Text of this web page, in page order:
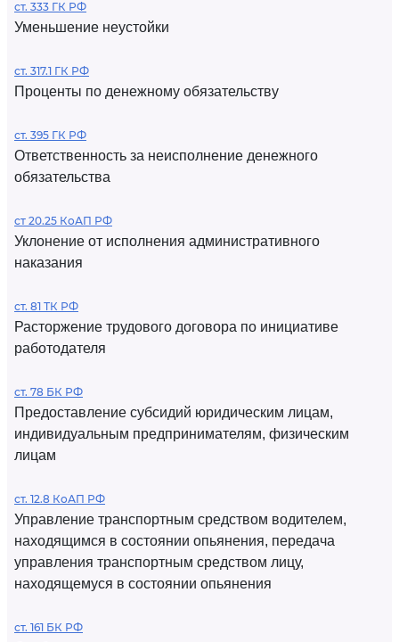
ст. 333 ГК РФ
Уменьшение неустойки
ст. 317.1 ГК РФ
Проценты по денежному обязательству
ст. 395 ГК РФ
Ответственность за неисполнение денежного
обязательства
ст 20.25 КоАП РФ
Уклонение от исполнения административного
наказания
ст. 81 ТК РФ
Расторжение трудового договора по инициативе
работодателя
ст. 78 БК РФ
Предоставление субсидий юридическим лицам,
индивидуальным предпринимателям, физическим
лицам
ст. 12.8 КоАП РФ
Управление транспортным средством водителем,
находящимся в состоянии опьянения, передача
управления транспортным средством лицу,
находящемуся в состоянии опьянения
ст. 161 БК РФ